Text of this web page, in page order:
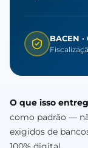
BACEN
O que isso
como padrão —
exigidos de
100% digital.